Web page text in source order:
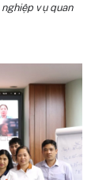
vụ quan